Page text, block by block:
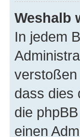
Weshalb
In jedem
verstoßen
dass dies
die
einen